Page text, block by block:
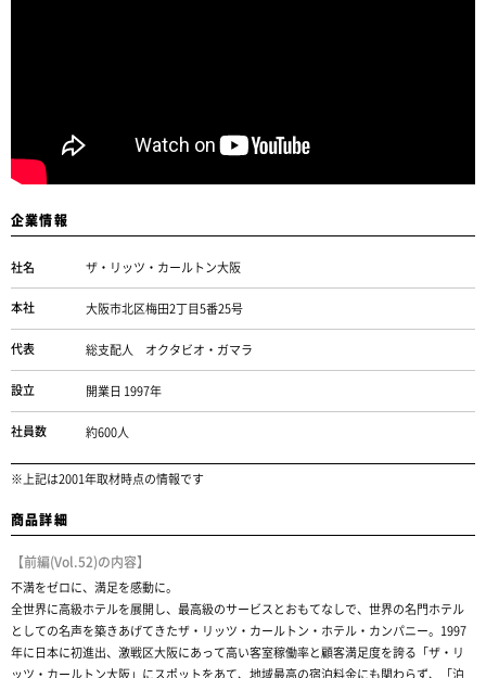
企業情報
社名 ザ・リッツ・カールトン大阪
本社 大阪市北区梅田2丁目5番25号
代表 総支配人 オクタビオ・ガマラ
設立 開業日 1997年
社員数 約600人
※上記は2001年取材時点の情報です
商品詳細
【前編(Vol.52)の内容】
不満をゼロに、満足を感動に。
全世界に高級ホテルを展開し、最高級のサービスとおもてなしで、世界の名門ホテル
としての名声を築きあげてきたザ・リッツ・カールトン・ホテル・カンパニー。1997
年に日本に初進出、激戦区大阪にあって高い客室稼働率と顧客満足度を誇る「ザ・リ
ッツ・カールトン大阪」にスポットをあて、地域最高の宿泊料金にも関わらず、「泊